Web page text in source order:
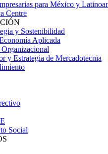
para México y
Centre
y Sostenibilidad
Aplicada
y Estrategia de Mercadotecnia
Social